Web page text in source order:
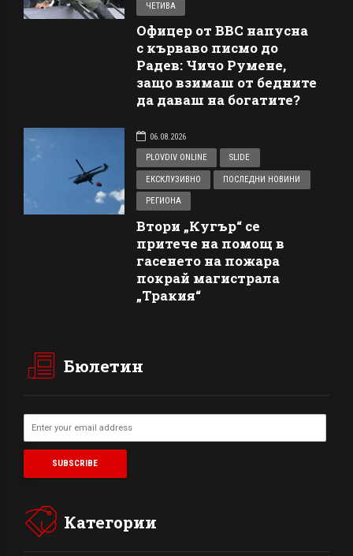
ЧЕТИВА
Офицер от ВВС напусна
с кърваво писмо до
Радев: Чичо Румене,
защо взимаш от бедните
да даваш на богатите?
06.08.2026
PLOVDIV ONLINE
SLIDE
ЕКСКЛУЗИВНО ПОСЛЕДНИ НОВИНИ
РЕГИОНА
Втори „Кугър“ се
притече на помощ в
гасенето на пожара
покрай магистрала
„Тракия“
Бюлетин
Категории